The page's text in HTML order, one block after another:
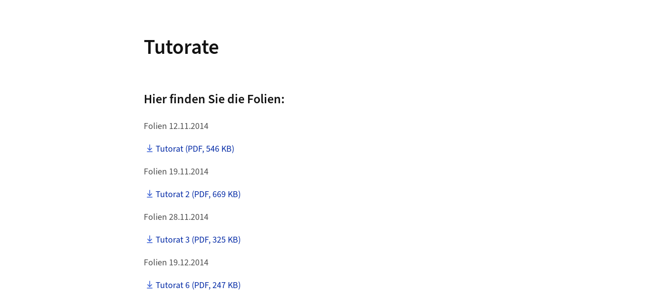
Tutorate
Hier finden Sie die Folien:
Folien 12.11.2014
Tutorat (PDF, 546 KB)
Folien 19.11.2014
Tutorat 2 (PDF, 669 KB)
Folien 28.11.2014
Tutorat 3 (PDF, 325 KB)
Folien 19.12.2014
Tutorat 6 (PDF, 247 KB)